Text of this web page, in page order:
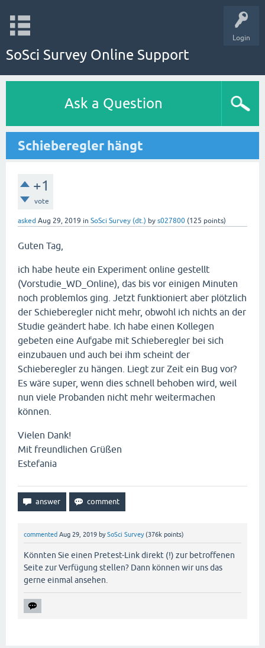
Login
SoSci Survey Online Support
Ask a Question
Schieberegler hängt
+1
vote
asked Aug 29, 2019 in SoSci Survey (dt.) by s027800 (125 points)
Guten Tag,
ich habe heute ein Experiment online gestellt
(Vorstudie_WD_Online), das bis vor einigen Minuten
noch problemlos ging. Jetzt funktioniert aber plötzlich
der Schieberegler nicht mehr, obwohl ich nichts an der
Studie geändert habe. Ich habe einen Kollegen
gebeten eine Aufgabe mit Schieberegler bei sich
einzubauen und auch bei ihm scheint der
Schieberegler zu hängen. Liegt zur Zeit ein Bug vor?
Es wäre super, wenn dies schnell behoben wird, weil
nun viele Probanden nicht mehr weitermachen
können.
Vielen Dank!
Mit freundlichen Grüßen
Estefania
commented Aug 29, 2019 bySoSci Survey (376k points)
Könnten Sie einen Pretest-Link direkt (!) zur betroffenen
Seite zur Verfügung stellen? Dann können wir uns das
gerne einmal ansehen.